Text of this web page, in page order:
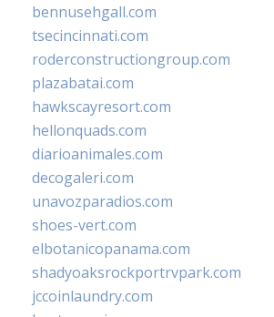
bennusehgall.com
tsecincinnati.com
roderconstructiongroup.com
plazabatai.com
hawkscayresort.com
hellonquads.com
diarioanimales.com
decogaleri.com
unavozparadios.com
shoes-vert.com
elbotanicopanama.com
shadyoaksrockportrvpark.com
jccoinlaundry.com